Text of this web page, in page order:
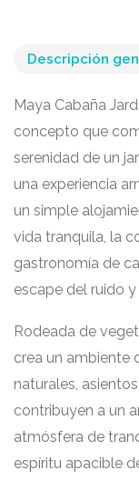
Descripción
Maya Cabaña
concepto que
serenidad de un
una experiencia
un simple
vida tranquila, la
gastronomía de
escape del ruido y
Rodeada de
crea un ambiente
naturales,
contribuyen a un
atmósfera de
espíritu apacible